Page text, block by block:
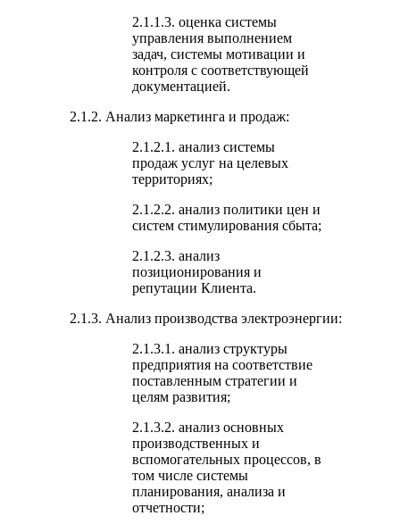
2.1.1.3. оценка системы
управления выполнением
задач, системы мотивации и
контроля с соответствующей
документацией.
2.1.2. Анализ маркетинга и продаж:
2.1.2.1. анализ системы
продаж услуг на целевых
территориях;
2.1.2.2. анализ политики цен и
систем стимулирования сбыта;
2.1.2.3. анализ
позиционирования и
репутации Клиента.
2.1.3. Анализ производства электроэнергии:
2.1.3.1. анализ структуры
предприятия на соответствие
поставленным стратегии и
целям развития;
2.1.3.2. анализ основных
производственных и
вспомогательных процессов, в
том числе системы
планирования, анализа и
отчетности;